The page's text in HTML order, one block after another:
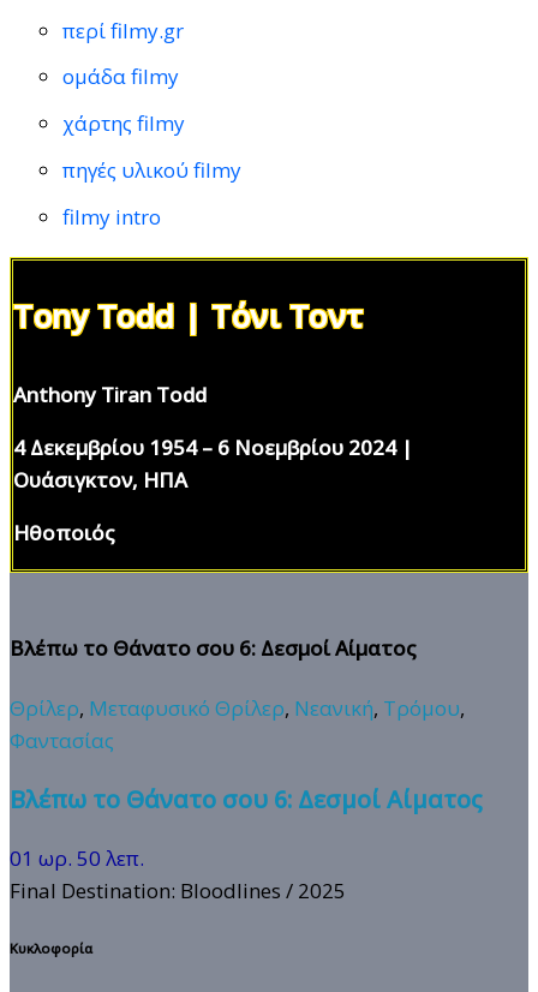
περί filmy.gr
ομάδα filmy
χάρτης filmy
πηγές υλικού filmy
filmy intro
Tony Todd | Τόνι Τοντ
Anthony Tiran Todd
4 Δεκεμβρίου 1954 – 6 Νοεμβρίου 2024 |
Ουάσιγκτον, ΗΠΑ
Ηθοποιός
Βλέπω το Θάνατο σου 6: Δεσμοί Αίματος
Θρίλερ, Μεταφυσικό Θρίλερ, Νεανική, Τρόμου,
Φαντασίας
Βλέπω το Θάνατο σου 6: Δεσμοί Αίματος
01 ωρ. 50 λεπ.
Final Destination: Bloodlines / 2025
Κυκλοφορία